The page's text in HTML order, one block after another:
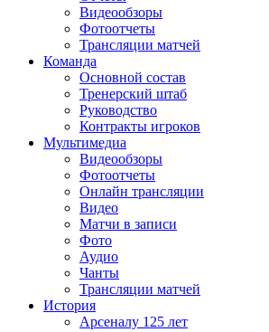
Видеообзоры
Фотоотчеты
Трансляции матчей
Команда
Основной состав
Тренерский штаб
Руководство
Контракты игроков
Мультимедиа
Видеообзоры
Фотоотчеты
Онлайн трансляции
Видео
Матчи в записи
Фото
Аудио
Чанты
Трансляции матчей
История
Арсеналу 125 лет